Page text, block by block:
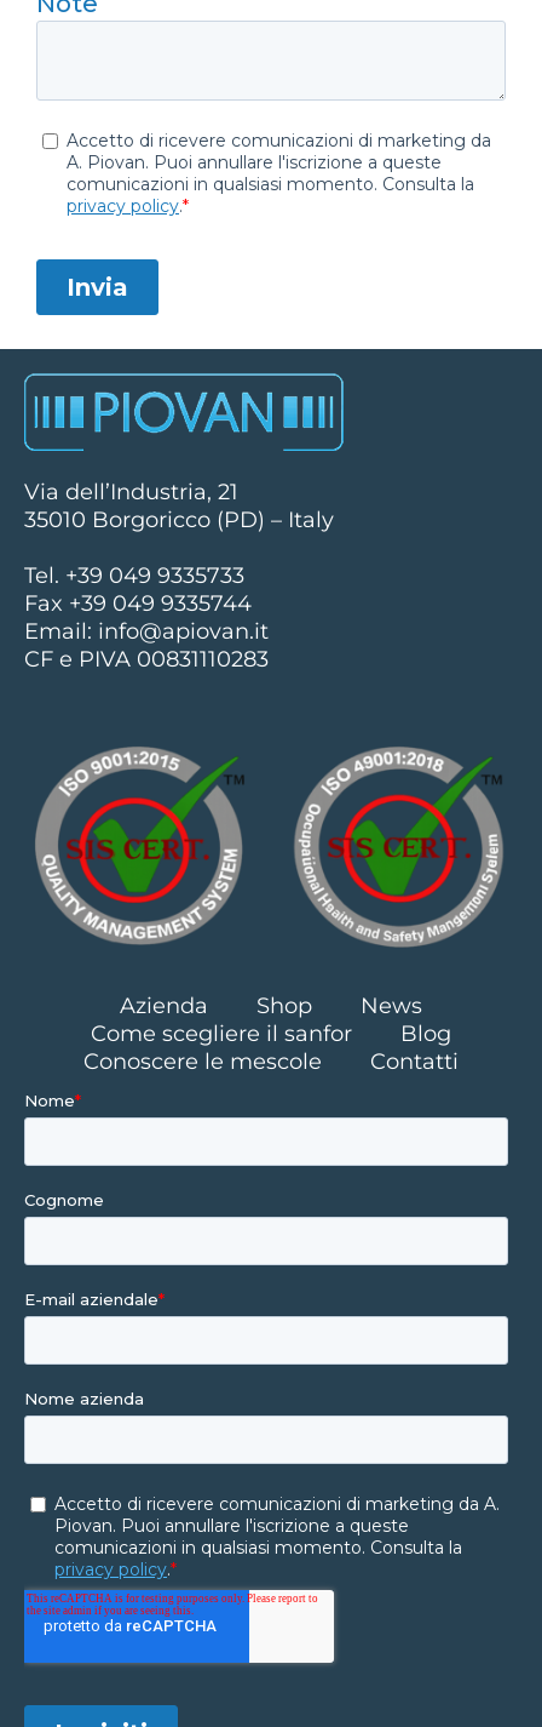
Via dell’Industria, 21
35010 Borgoricco (PD) – Italy
Tel. +39 049 9335733
Fax +39 049 9335744
Email: info@apiovan.it
CF e PIVA 00831110283
Azienda Shop
News
Come scegliere il sanfor
Blog
Conoscere le mescole
Contatti